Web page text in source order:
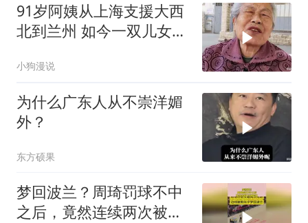
91岁阿姨从上海支援大西
北到兰州 如今一双儿女成
小狗漫说
为什么广东人从不崇洋媚
外？
东方硕果
梦回波兰？周琦罚球不中
之后，竟然连续两次被抢